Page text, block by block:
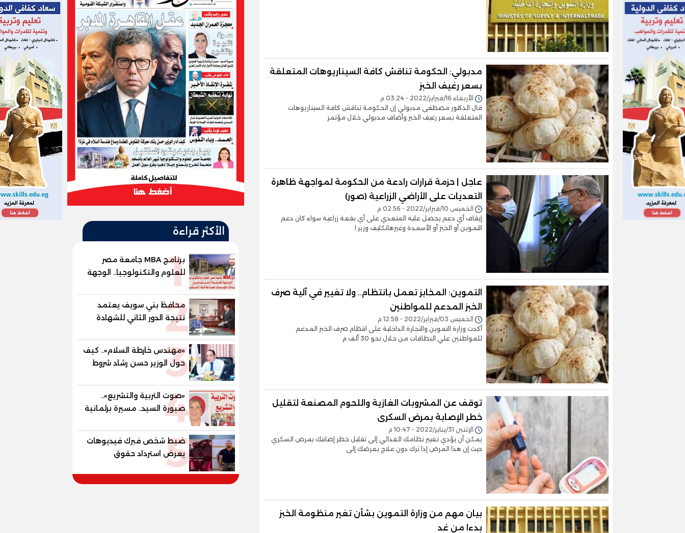
مدبولي: الحكومة تناقش كافة السيناريوهات المتعلقة
بسعر رغيف الخبز
الأربعاء 16/فبراير/2022 - 03:24 م
قال الدكتور مصطفى مدبولي إن الحكومة تناقش كافة السيناريوهات
المتعلقة بسعر رغيف الخبز.وأضاف مدبولي خلال مؤتمر
عاجل | حزمة قرارات رادعة من الحكومة لمواجهة ظاهرة
التعديات على الأراضي الزراعية (صور)
الخميس 10/فبراير/2022 - 02:56 م
إيقاف أي دعم يحصل عليه المتعدي على أي بقعة زراعية سواء كان دعم
التموين أو الخبز أو الأسمدة وغيرهاتكليف وزير ا
التموين: المخابز تعمل بانتظام.. ولا تغيير في آلية صرف
الخبز المدعم للمواطنين
الخميس 03/فبراير/2022 - 12:58 م
أكدت وزارة التموين والتجارة الداخلية على انتظام صرف الخبز المدعم
للمواطنين علي البطاقات من خلال نحو 30 ألف م
توقف عن المشروبات الغازية واللحوم المصنعة لتقليل
خطر الإصابة بمرض السكرى
الإثنين 31/يناير/2022 - 10:47 م
يمكن أن يؤدي تغيير نظامك الغذائي إلى تقليل خطر إصابتك بمرض السكري
حيث إن هذا المرض إذا ترك دون علاج يعرضك إلى
بيان مهم من وزارة التموين بشأن تغير منظومة الخبز
بدءا من غد
الأكثر قراءة
1
برنامج MBA جامعة مصر
للعلوم والتكنولوجيا.. الوجهة
المفضلة للتنفيذيين وقيادات
المستقبل
2
محافظ بني سويف يعتمد
نتيجة الدور الثاني للشهادة
الإعدادية العامة بنسبة
منازل.. و70.56% للمهنية ..
و100% للصُم وضعاف السمع3
«مهندس خارطة السلام».. كيف
حول الوزير حسن رشاد شروط
الحرب المعقدة إلى "خارطة
4
«صوت التربية والتشريع»..
صبورة السيد.. مسيرة برلمانية
وتربوية تجمع بين تشريع
الإنسان المصري
5
ضبط شخص فبرك فيديوهات
يعرض استرداد حقوق
المواطنين بالقوة